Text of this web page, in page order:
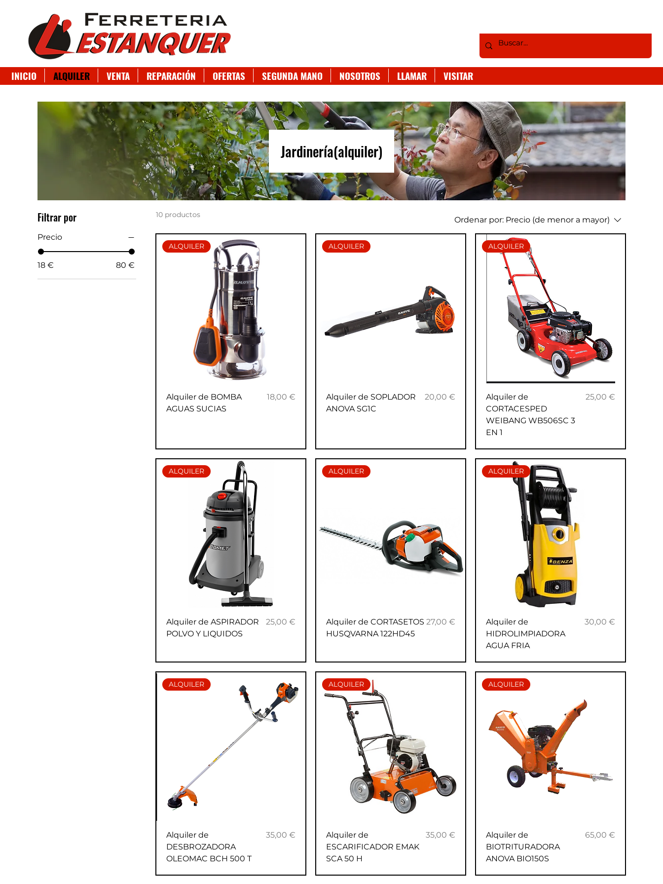
INICIO ALQUILER VENTA REPARACIÓN OFERTAS SEGUNDA MANO NOSOTROS LLAMAR VISITAR
Jardinería(alquiler)
Filtrar por
Precio
18 € 80 €
10 productos
Ordenar por: Precio (de menor a mayor)
ALQUILER
Alquiler de BOMBA
AGUAS SUCIAS
Precio
18,00 €
ALQUILER
Alquiler de SOPLADOR
ANOVA SG1C
Precio
20,00 €
ALQUILER
Alquiler de
CORTACESPED
WEIBANG WB506SC 3
EN 1
Precio
25,00 €
ALQUILER
Alquiler de ASPIRADOR
POLVO Y LIQUIDOS
Precio
25,00 €
ALQUILER
Alquiler de CORTASETOS
HUSQVARNA 122HD45
Precio
27,00 €
ALQUILER
Alquiler de
HIDROLIMPIADORA
AGUA FRIA
Precio
30,00 €
ALQUILER
Alquiler de
DESBROZADORA
OLEOMAC BCH 500 T
Precio
35,00 €
ALQUILER
Alquiler de
ESCARIFICADOR EMAK
SCA 50 H
Precio
35,00 €
ALQUILER
Alquiler de
BIOTRITURADORA
ANOVA BIO150S
Precio
65,00 €